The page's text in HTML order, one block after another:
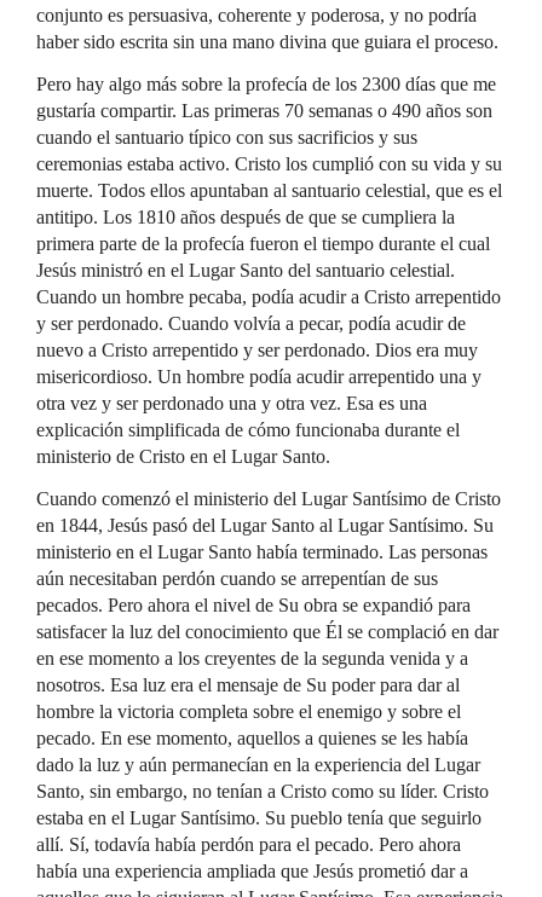
conjunto es persuasiva, coherente y poderosa, y no podría
haber sido escrita sin una mano divina que guiara el proceso.
Pero hay algo más sobre la profecía de los 2300 días que me
gustaría compartir. Las primeras 70 semanas o 490 años son
cuando el santuario típico con sus sacrificios y sus
ceremonias estaba activo. Cristo los cumplió con su vida y su
muerte. Todos ellos apuntaban al santuario celestial, que es el
antitipo. Los 1810 años después de que se cumpliera la
primera parte de la profecía fueron el tiempo durante el cual
Jesús ministró en el Lugar Santo del santuario celestial.
Cuando un hombre pecaba, podía acudir a Cristo arrepentido
y ser perdonado. Cuando volvía a pecar, podía acudir de
nuevo a Cristo arrepentido y ser perdonado. Dios era muy
misericordioso. Un hombre podía acudir arrepentido una y
otra vez y ser perdonado una y otra vez. Esa es una
explicación simplificada de cómo funcionaba durante el
ministerio de Cristo en el Lugar Santo.
Cuando comenzó el ministerio del Lugar Santísimo de Cristo
en 1844, Jesús pasó del Lugar Santo al Lugar Santísimo. Su
ministerio en el Lugar Santo había terminado. Las personas
aún necesitaban perdón cuando se arrepentían de sus
pecados. Pero ahora el nivel de Su obra se expandió para
satisfacer la luz del conocimiento que Él se complació en dar
en ese momento a los creyentes de la segunda venida y a
nosotros. Esa luz era el mensaje de Su poder para dar al
hombre la victoria completa sobre el enemigo y sobre el
pecado. En ese momento, aquellos a quienes se les había
dado la luz y aún permanecían en la experiencia del Lugar
Santo, sin embargo, no tenían a Cristo como su líder. Cristo
estaba en el Lugar Santísimo. Su pueblo tenía que seguirlo
allí. Sí, todavía había perdón para el pecado. Pero ahora
había una experiencia ampliada que Jesús prometió dar a